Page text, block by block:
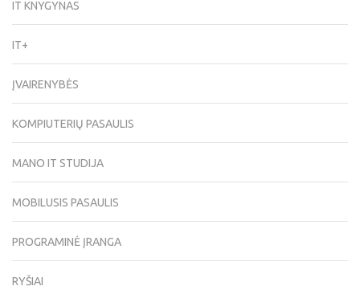
IT KNYGYNAS
IT+
ĮVAIRENYBĖS
KOMPIUTERIŲ PASAULIS
MANO IT STUDIJA
MOBILUSIS PASAULIS
PROGRAMINĖ ĮRANGA
RYŠIAI